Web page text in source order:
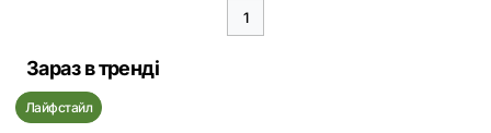
1
Зараз в тренді
Лайфстайл